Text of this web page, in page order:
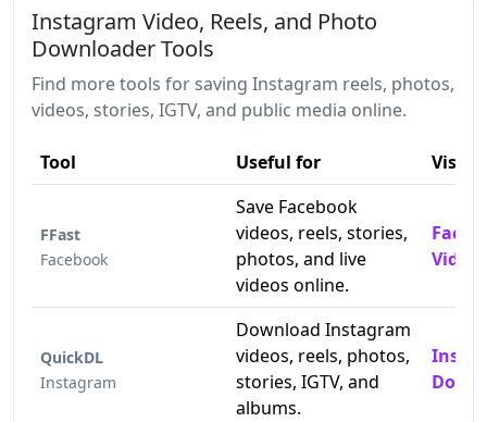
Instagram Video, Reels, and Photo
Downloader Tools
Find more tools for saving Instagram reels, photos,
videos, stories, IGTV, and public media online.
Tool Useful for Visit
FFast
Facebook
Save Facebook
videos, reels, stories,
photos, and live
videos online.
Video
QuickDL
Instagram
Download Instagram
videos, reels, photos,
stories, IGTV, and
albums.